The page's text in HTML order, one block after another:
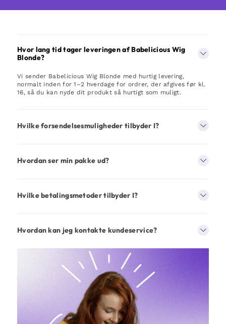
Hvor lang tid tager leveringen af Babelicious Wig
Blonde?
Vi sender Babelicious Wig Blonde med hurtig levering,
normalt inden for 1–2 hverdage for ordrer, der afgives før kl.
16, så du kan nyde dit produkt så hurtigt som muligt.
Hvilke forsendelsesmuligheder tilbyder I?
Hvordan ser min pakke ud?
Hvilke betalingsmetoder tilbyder I?
Hvordan kan jeg kontakte kundeservice?